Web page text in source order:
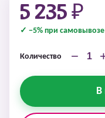
5 235 ₽
✓ −5% при самовывозе
Количество −
В